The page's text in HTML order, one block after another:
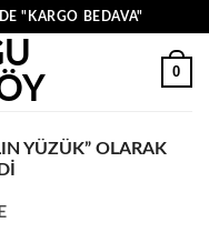
"KARGO BEDAVA"
0
YÜZÜK” OLARAK